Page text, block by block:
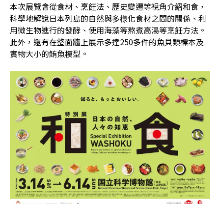
本次展覽會從食材、烹飪法、歷史變遷等視角介紹和食，
科學地解說日本列島的自然與多様化食材之間的關係、利
用微生物進行的發酵、使用海藻等熬煮高湯等烹飪方法。
此外，還有在整面牆上展示多達250多件的魚貝類標本及
實物大小的鮪魚模型。